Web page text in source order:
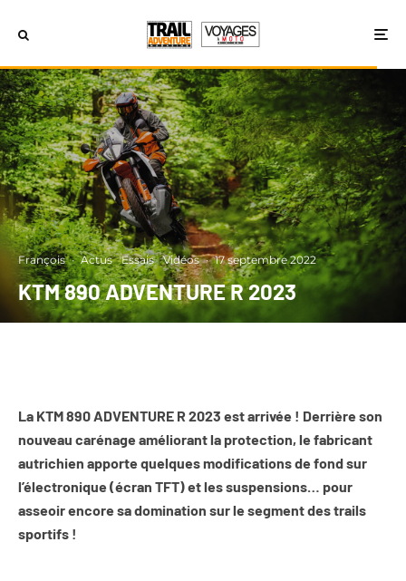
François · Actus Essais Vidéos · 17 septembre 2022
KTM 890 ADVENTURE R 2023
La KTM 890 ADVENTURE R 2023 est arrivée ! Derrière son
nouveau carénage améliorant la protection, le fabricant
autrichien apporte quelques modifications de fond sur
l’électronique (écran TFT) et les suspensions… pour
asseoir encore sa domination sur le segment des trails
sportifs !